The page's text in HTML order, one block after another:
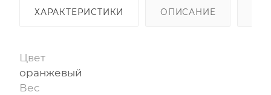
ХАРАКТЕРИСТИКИ ОПИСАНИЕ
Цвет
оранжевый
Вес